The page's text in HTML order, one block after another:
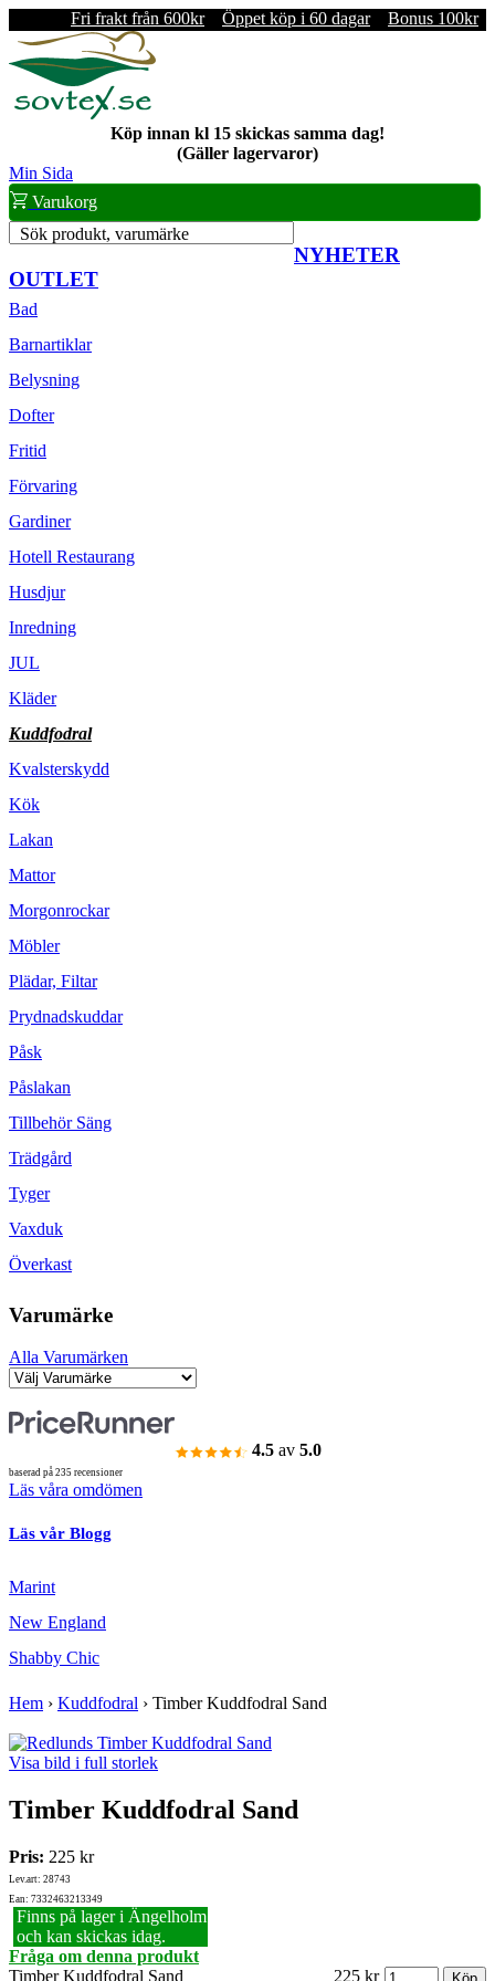
Fri frakt från 600kr Öppet köp i 60 dagar Bonus 100kr
Köp innan kl 15 skickas samma dag!
(Gäller lagervaror)
Min Sida
Varukorg
Sök produkt, varumärke
NYHETER
OUTLET
Bad
Barnartiklar
Belysning
Dofter
Fritid
Förvaring
Gardiner
Hotell Restaurang
Husdjur
Inredning
JUL
Kläder
Kuddfodral
Kvalsterskydd
Kök
Lakan
Mattor
Morgonrockar
Möbler
Plädar, Filtar
Prydnadskuddar
Påsk
Påslakan
Tillbehör Säng
Trädgård
Tyger
Vaxduk
Överkast
Varumärke
Alla Varumärken
4.5 av 5.0
baserad på 235 recensioner
Läs våra omdömen
Läs vår Blogg
Marint
New England
Shabby Chic
Hem › Kuddfodral › Timber Kuddfodral Sand
Visa bild i full storlek
Timber Kuddfodral Sand
Pris: 225 kr
Lev.art: 28743
Ean: 7332463213349
Finns på lager i Ängelholm
och kan skickas idag.
Fråga om denna produkt
Timber Kuddfodral Sand
225 kr